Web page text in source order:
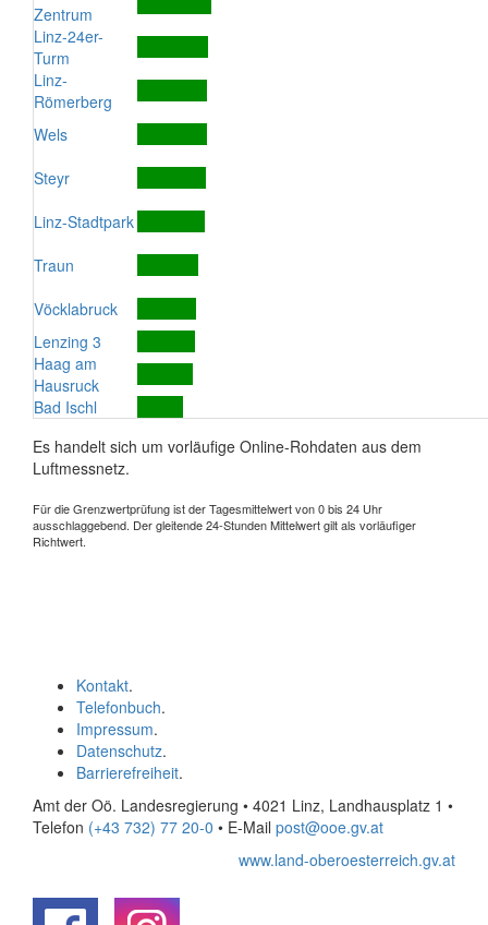
Zentrum
Linz-24er-
Turm
Linz-
Römerberg
Wels
Steyr
Linz-Stadtpark
Traun
Vöcklabruck
Lenzing 3
Haag am
Hausruck
Bad Ischl
Es handelt sich um vorläufige Online-Rohdaten aus dem
Luftmessnetz.
Für die Grenzwertprüfung ist der Tagesmittelwert von 0 bis 24 Uhr
ausschlaggebend. Der gleitende 24-Stunden Mittelwert gilt als vorläufiger
Richtwert.
Kontakt.
Telefonbuch.
Impressum.
Datenschutz.
Barrierefreiheit.
Amt der Oö. Landesregierung • 4021 Linz, Landhausplatz 1 •
Telefon (+43 732) 77 20-0 • E-Mail post@ooe.gv.at
www.land-oberoesterreich.gv.at